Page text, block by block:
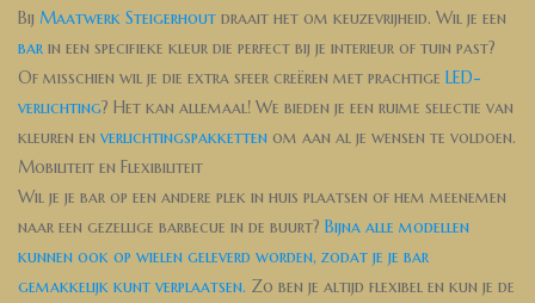
Bij Maatwerk Steigerhout draait het om keuzevrijheid. Wil je een
bar in een specifieke kleur die perfect bij je interieur of tuin past?
Of misschien wil je die extra sfeer creëren met prachtige LED-
verlichting? Het kan allemaal! We bieden je een ruime selectie van
kleuren en verlichtingspakketten om aan al je wensen te voldoen.
Mobiliteit en Flexibiliteit
Wil je je bar op een andere plek in huis plaatsen of hem meenemen
naar een gezellige barbecue in de buurt? Bijna alle modellen
kunnen ook op wielen geleverd worden, zodat je je bar
gemakkelijk kunt verplaatsen. Zo ben je altijd flexibel en kun je de